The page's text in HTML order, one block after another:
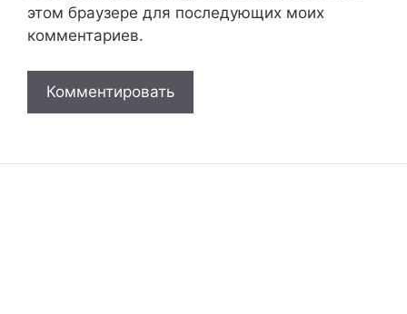
этом браузере для последующих моих
комментариев.